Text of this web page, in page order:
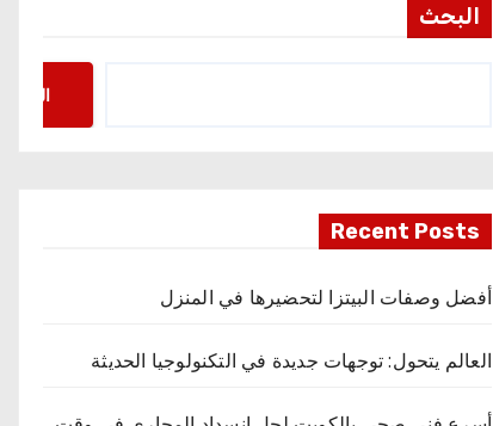
البحث
البحث
Recent Posts
أفضل وصفات البيتزا لتحضيرها في المنزل
العالم يتحول: توجهات جديدة في التكنولوجيا الحديثة